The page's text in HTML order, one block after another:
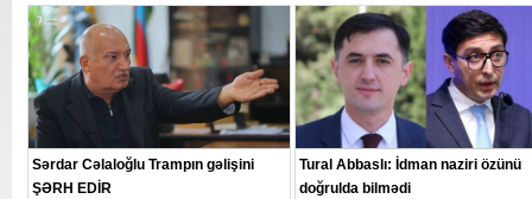
Sərdar Cəlaloğlu Trampın gəlişini
ŞƏRH EDİR
Tural Abbaslı: İdman naziri özünü
doğrulda bilmədi